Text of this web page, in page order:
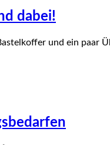
dabei!
und ein paar